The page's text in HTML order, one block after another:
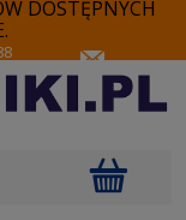
DOSTĘPNYCH